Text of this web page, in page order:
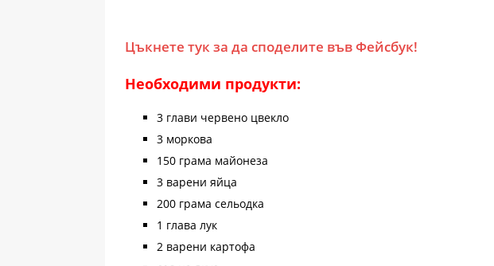
Цъкнете тук за да споделите във Фейсбук!
Необходими продукти:
3 глави червено цвекло
3 моркова
150 грама майонеза
3 варени яйца
200 грама сельодка
1 глава лук
2 варени картофа